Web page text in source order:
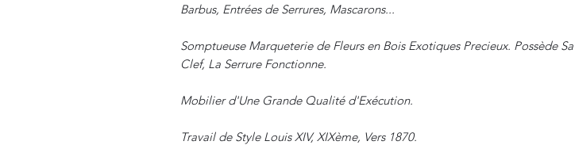
Barbus, Entrées de Serrures, Mascarons...
Somptueuse Marqueterie de Fleurs en Bois Exotiques Precieux. Possède Sa
Clef, La Serrure Fonctionne.
Mobilier d'Une Grande Qualité d'Exécution.
Travail de Style Louis XIV, XIXème, Vers 1870.